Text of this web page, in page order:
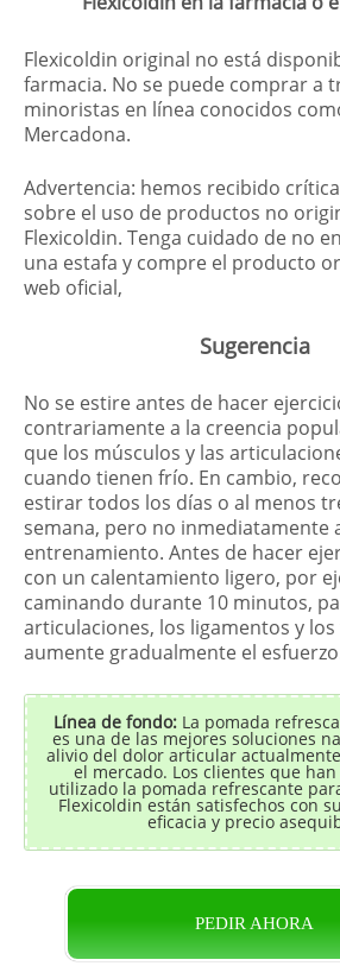
Flexicoldin original no está
farmacia. No se puede comprar a
minoristas en línea conocidos
Mercadona.
Advertencia: hemos recibido
sobre el uso de productos no
Flexicoldin. Tenga cuidado de no
una estafa y compre el producto
web oficial,
Sugerencia
No se estire antes de hacer
contrariamente a la creencia
que los músculos y las
cuando tienen frío. En cambio,
estirar todos los días o al menos
semana, pero no inmediatamente
entrenamiento. Antes de hacer
con un calentamiento ligero, por
caminando durante 10 minutos,
articulaciones, los ligamentos y
aumente gradualmente el
Línea de fondo: La pomada
es una de las mejores soluciones
alivio del dolor articular
el mercado. Los clientes que
utilizado la pomada refrescante
Flexicoldin están satisfechos con
eficacia y precio
PEDIR AHORA